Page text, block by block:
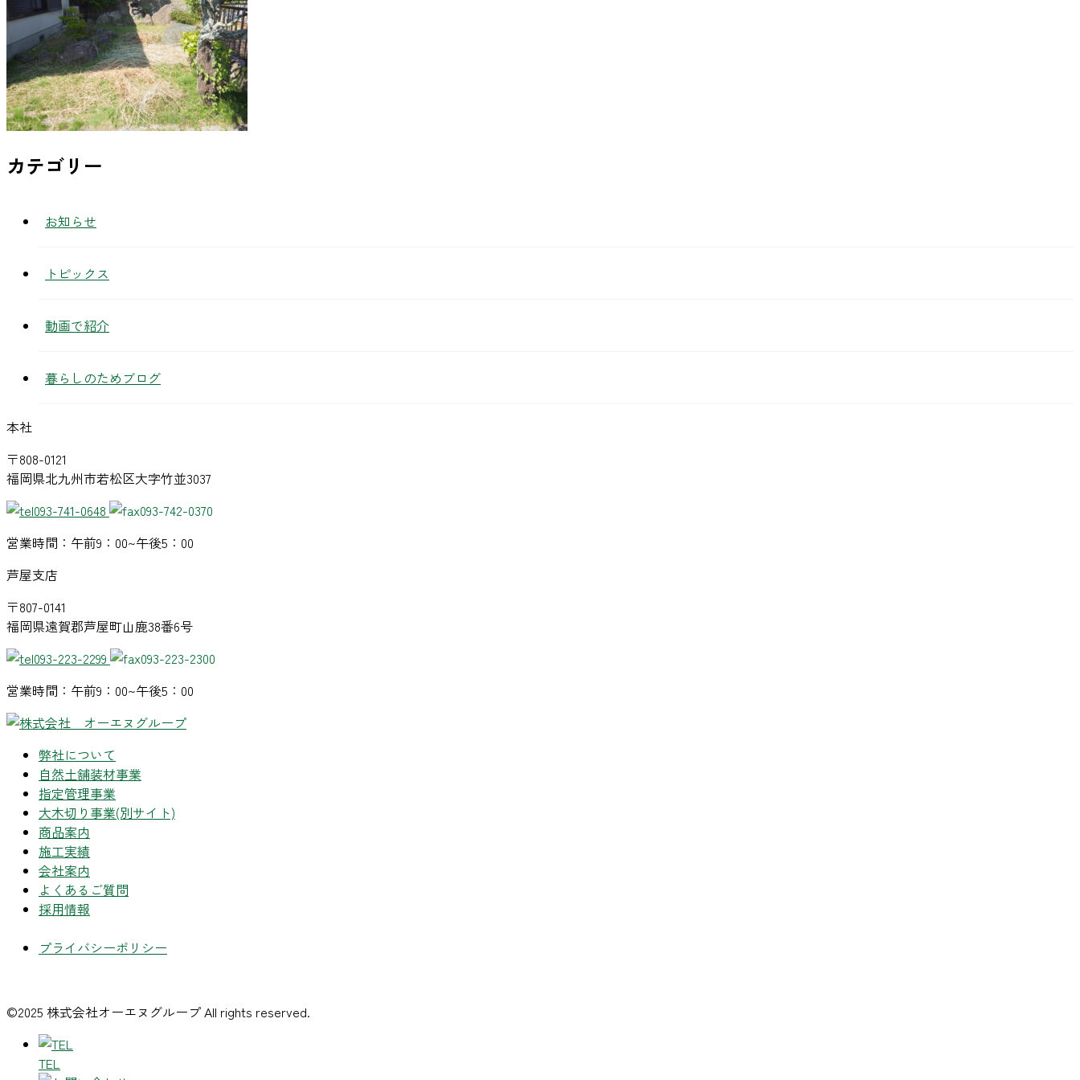
カテゴリー
お知らせ
トピックス
動画で紹介
暮らしのためブログ
本社
〒808-0121
福岡県北九州市若松区大字竹並3037
093-741-0648
093-742-0370
営業時間：午前9：00~午後5：00
芦屋支店
〒807-0141
福岡県遠賀郡芦屋町山鹿38番6号
093-223-2299
093-223-2300
営業時間：午前9：00~午後5：00
弊社について
自然土舗装材事業
指定管理事業
大木切り事業(別サイト)
商品案内
施工実績
会社案内
よくあるご質問
採用情報
プライバシーポリシー
©2025 株式会社オーエヌグループ All rights reserved.
TEL